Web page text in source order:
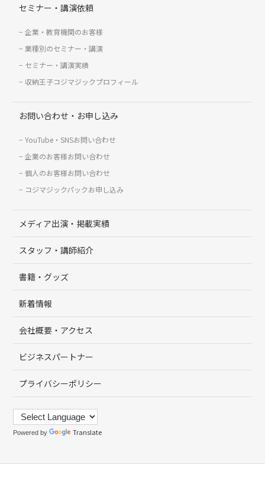
セミナー・講演依頼
企業・教育機関のお客様
業種別のセミナー・講演
セミナー・講演実績
収納王子コジマジックプロフィール
お問い合わせ・お申し込み
YouTube・SNSお問い合わせ
企業のお客様お問い合わせ
個人のお客様お問い合わせ
コジマジックパックお申し込み
メディア出演・掲載実績
スタッフ・講師紹介
書籍・グッズ
新着情報
会社概要・アクセス
ビジネスパートナー
プライバシーポリシー
Powered by Translate